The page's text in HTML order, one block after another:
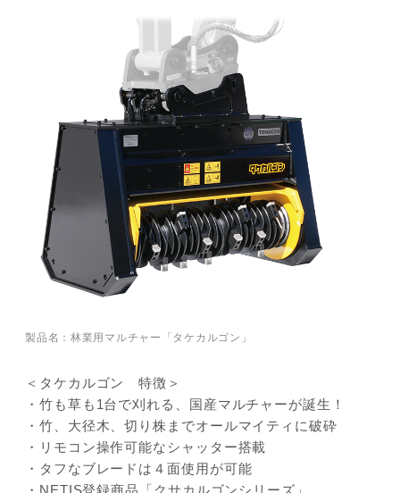
製品名：林業用マルチャー「タケカルゴン」
＜タケカルゴン 特徴＞
・竹も草も1台で刈れる、国産マルチャーが誕生！
・竹、大径木、切り株までオールマイティに破砕
・リモコン操作可能なシャッター搭載
・タフなブレードは４面使用が可能
・NETIS登録商品「クサカルゴンシリーズ」